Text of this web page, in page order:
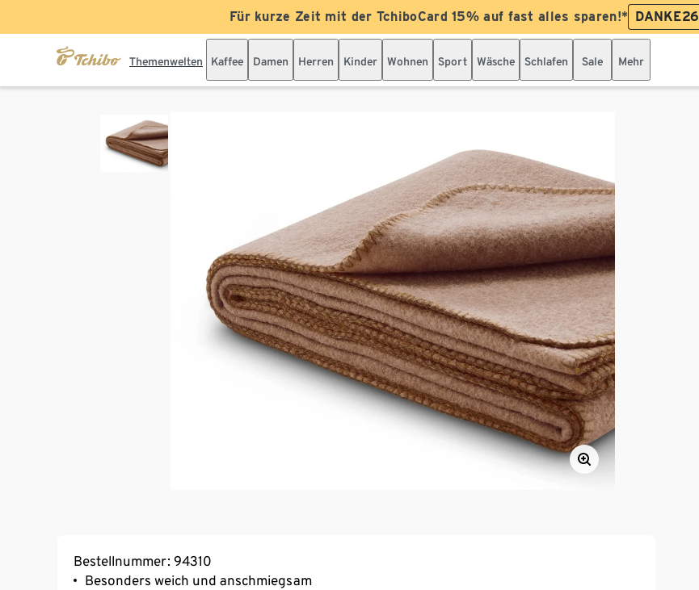
Für kurze Zeit mit der TchiboCard 15% auf fast alles sparen!* DANKE26
Themenwelten Kaffee Damen Herren Kinder Wohnen Sport Wäsche Schlafen Sale Mehr
Bestellnummer: 94310
Besonders weich und anschmiegsam